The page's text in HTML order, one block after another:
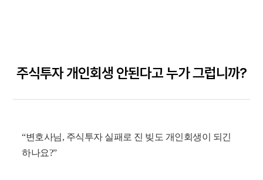
주식투자 개인회생 안된다고 누가 그럽니까?
“변호사님, 주식투자 실패로 진 빚도 개인회생이 되긴
하나요?”